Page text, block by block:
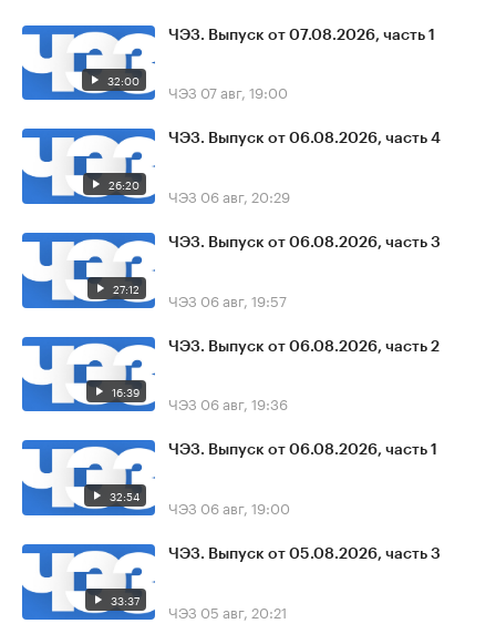
32:00
ЧЭЗ. Выпуск от 07.08.2026, часть 1
ЧЭЗ 07 авг, 19:00
26:20
ЧЭЗ. Выпуск от 06.08.2026, часть 4
ЧЭЗ 06 авг, 20:29
27:12
ЧЭЗ. Выпуск от 06.08.2026, часть 3
ЧЭЗ 06 авг, 19:57
16:39
ЧЭЗ. Выпуск от 06.08.2026, часть 2
ЧЭЗ 06 авг, 19:36
32:54
ЧЭЗ. Выпуск от 06.08.2026, часть 1
ЧЭЗ 06 авг, 19:00
33:37
ЧЭЗ. Выпуск от 05.08.2026, часть 3
ЧЭЗ 05 авг, 20:21